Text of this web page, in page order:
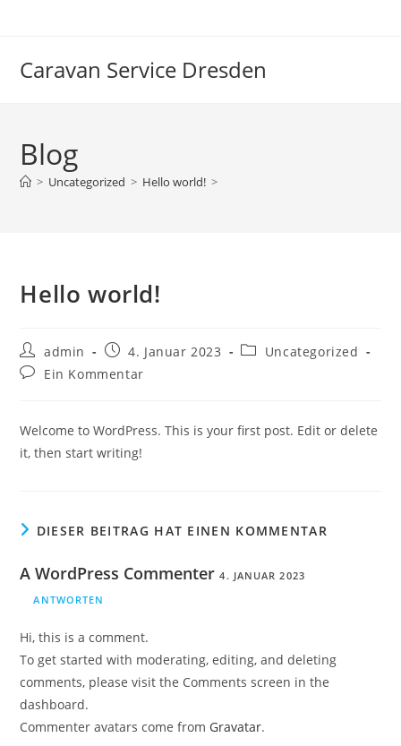
Caravan Service Dresden
Blog
> Uncategorized > Hello world! >
Hello world!
Beitrags-
Autor:
admin
Beitrag
veröffentlicht:
4. Januar 2023
Beitrags-
Uncategorized
Beitrags-
Ein Kommentar
Welcome to WordPress. This is your first post. Edit or delete
it, then start writing!
DIESER BEITRAG HAT EINEN KOMMENTAR
A WordPress Commenter 4. JANUAR 2023
ANTWORTEN
Hi, this is a comment.
To get started with moderating, editing, and deleting
comments, please visit the Comments screen in the
dashboard.
Commenter avatars come from Gravatar.